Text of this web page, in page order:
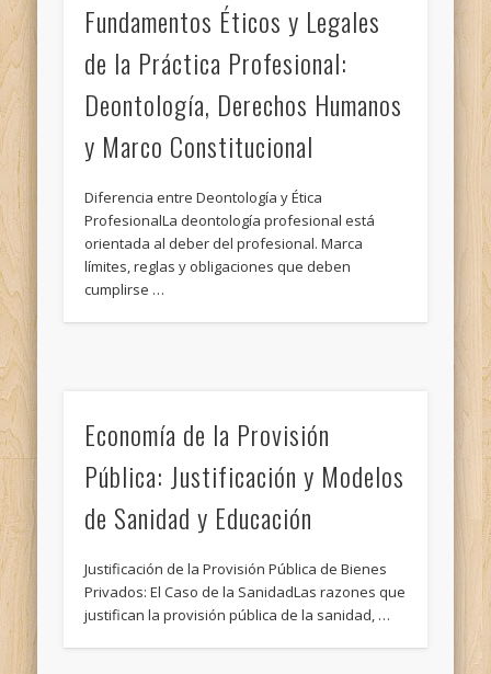
Fundamentos Éticos y Legales
de la Práctica Profesional:
Deontología, Derechos Humanos
y Marco Constitucional
Diferencia entre Deontología y Ética
ProfesionalLa deontología profesional está
orientada al deber del profesional. Marca
límites, reglas y obligaciones que deben
cumplirse …
Economía de la Provisión
Pública: Justificación y Modelos
de Sanidad y Educación
Justificación de la Provisión Pública de Bienes
Privados: El Caso de la SanidadLas razones que
justifican la provisión pública de la sanidad, …